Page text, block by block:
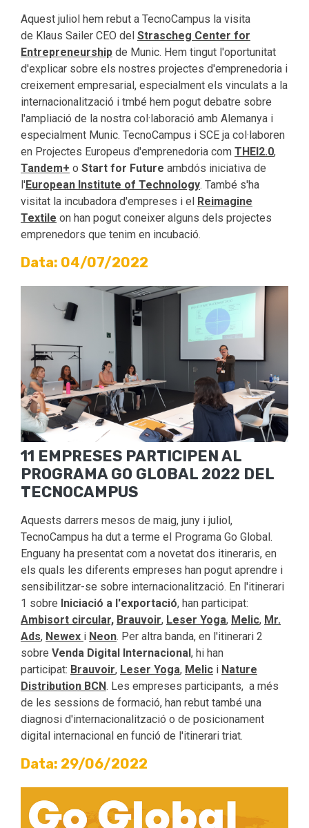
Aquest juliol hem rebut a TecnoCampus la visita
de Klaus Sailer CEO del Strascheg Center for
Entrepreneurship de Munic. Hem tingut l'oportunitat
d'explicar sobre els nostres projectes d'emprenedoria i
creixement empresarial, especialment els vinculats a la
internacionalització i tmbé hem pogut debatre sobre
l'ampliació de la nostra col·laboració amb Alemanya i
especialment Munic. TecnoCampus i SCE ja col·laboren
en Projectes Europeus d'emprenedoria com THEI2.0,
Tandem+ o Start for Future ambdós iniciativa de
l'European Institute of Technology. També s'ha
visitat la incubadora d'empreses i el Reimagine
Textile on han pogut coneixer alguns dels projectes
emprenedors que tenim en incubació.
Data: 04/07/2022
11 EMPRESES PARTICIPEN AL
PROGRAMA GO GLOBAL 2022 DEL
TECNOCAMPUS
Aquests darrers mesos de maig, juny i juliol,
TecnoCampus ha dut a terme el Programa Go Global.
Enguany ha presentat com a novetat dos itineraris, en
els quals les diferents empreses han pogut aprendre i
sensibilitzar-se sobre internacionalització. En l'itinerari
1 sobre Iniciació a l'exportació, han participat:
Ambisort circular, Brauvoir, Leser Yoga, Melic, Mr.
Ads, Newex i Neon. Per altra banda, en l'itinerari 2
sobre Venda Digital Internacional, hi han
participat: Brauvoir, Leser Yoga, Melic i Nature
Distribution BCN. Les empreses participants, a més
de les sessions de formació, han rebut també una
diagnosi d'internacionalització o de posicionament
digital internacional en funció de l'itinerari triat.
Data: 29/06/2022